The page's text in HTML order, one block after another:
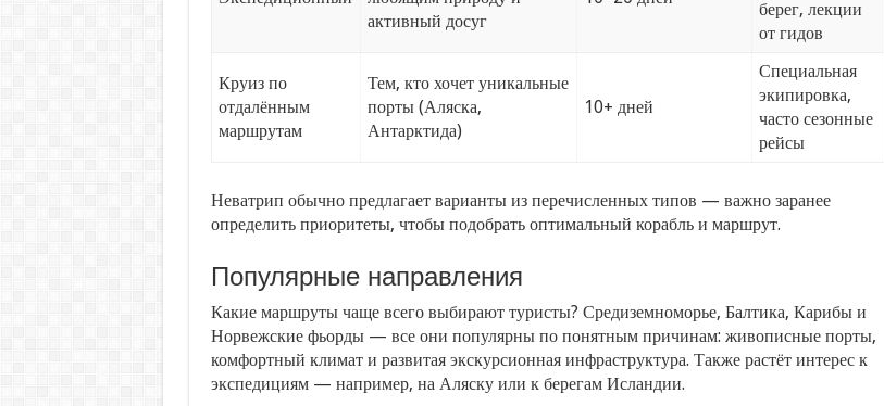
активный досуг
берег, лекции
от гидов
Круиз по
отдалённым
маршрутам
Тем, кто хочет уникальные
порты (Аляска,
Антарктида)
10+ дней
Специальная
экипировка,
часто сезонные
рейсы
Неватрип обычно предлагает варианты из перечисленных типов — важно заранее
определить приоритеты, чтобы подобрать оптимальный корабль и маршрут.
Популярные направления
Какие маршруты чаще всего выбирают туристы? Средиземноморье, Балтика, Карибы и
Норвежские фьорды — все они популярны по понятным причинам: живописные порты,
комфортный климат и развитая экскурсионная инфраструктура. Также растёт интерес к
экспедициям — например, на Аляску или к берегам Исландии.